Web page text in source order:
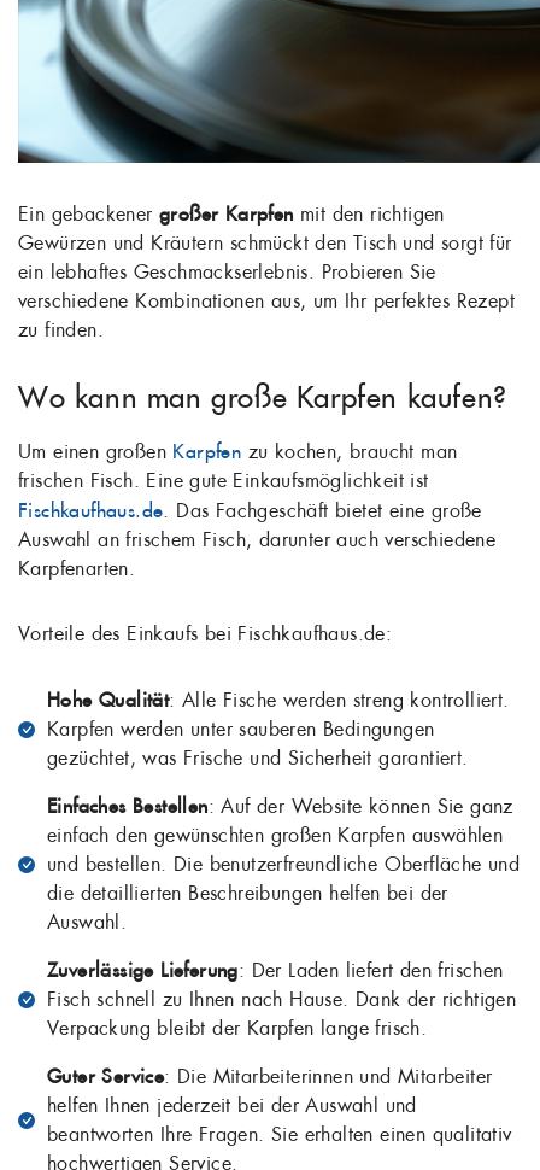
Ein gebackener großer Karpfen mit den richtigen
Gewürzen und Kräutern schmückt den Tisch und sorgt für
ein lebhaftes Geschmackserlebnis. Probieren Sie
verschiedene Kombinationen aus, um Ihr perfektes Rezept
zu finden.
Wo kann man große Karpfen kaufen?
Um einen großen Karpfen zu kochen, braucht man
frischen Fisch. Eine gute Einkaufsmöglichkeit ist
Fischkaufhaus.de. Das Fachgeschäft bietet eine große
Auswahl an frischem Fisch, darunter auch verschiedene
Karpfenarten.
Vorteile des Einkaufs bei Fischkaufhaus.de:
Hohe Qualität: Alle Fische werden streng kontrolliert.
Karpfen werden unter sauberen Bedingungen
gezüchtet, was Frische und Sicherheit garantiert.
Einfaches Bestellen: Auf der Website können Sie ganz
einfach den gewünschten großen Karpfen auswählen
und bestellen. Die benutzerfreundliche Oberfläche und
die detaillierten Beschreibungen helfen bei der
Auswahl.
Zuverlässige Lieferung: Der Laden liefert den frischen
Fisch schnell zu Ihnen nach Hause. Dank der richtigen
Verpackung bleibt der Karpfen lange frisch.
Guter Service: Die Mitarbeiterinnen und Mitarbeiter
helfen Ihnen jederzeit bei der Auswahl und
beantworten Ihre Fragen. Sie erhalten einen qualitativ
hochwertigen Service.